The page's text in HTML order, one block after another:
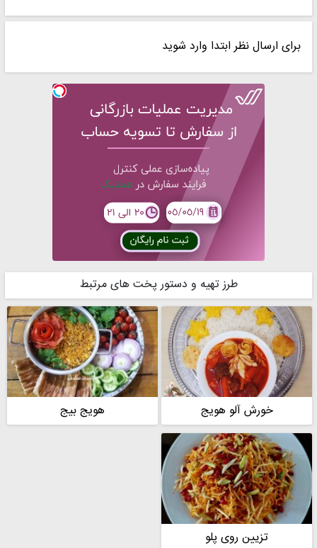
برای ارسال نظر ابتدا وارد شوید
طرز تهیه و دستور پخت های مرتبط
خورش آلو هویج هویج بیج
تزیین روی پلو